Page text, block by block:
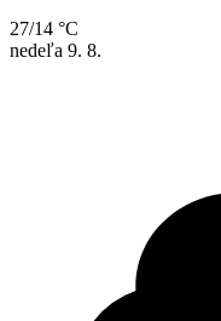
27/14 °C
nedeľa 9. 8.